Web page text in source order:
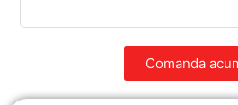
Comanda